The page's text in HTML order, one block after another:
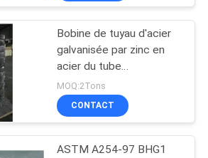
Bobine de tuyau d'acier
galvanisée par zinc en
acier du tube
7.94MM*0.9MM de mur
de double d'EN10139
DC04
MOQ:2Tons
CONTACT
ASTM A254-97 BHG1